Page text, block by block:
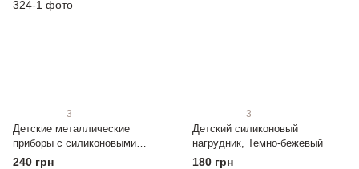
3
Детские металлические
приборы с силиконовыми
ручками, Темно-бежевый
240 грн
3
Детский силиконовый
нагрудник, Темно-бежевый
180 грн